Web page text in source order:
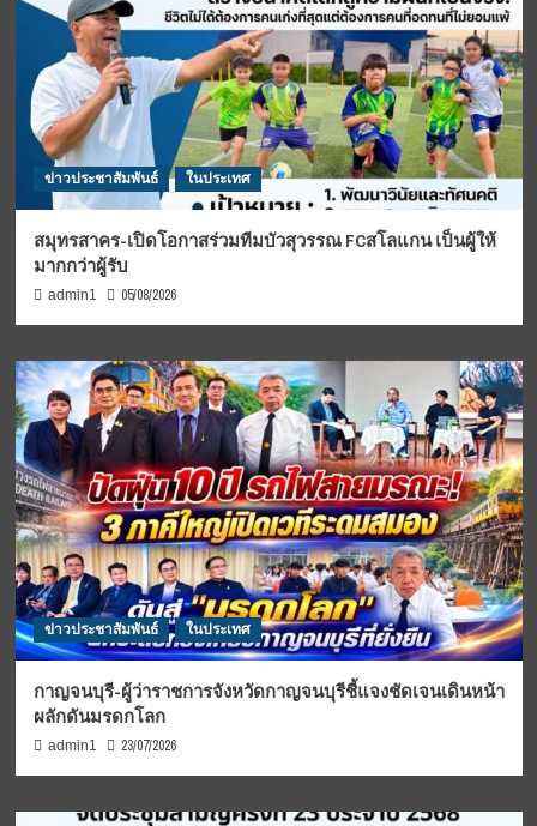
ข่าวประชาสัมพันธ์ ในประเทศ
สมุทรสาคร-เปิดโอกาสร่วมทีมบัวสุวรรณ FCสโลแกน เป็นผู้ให้
มากกว่าผู้รับ
admin1 05/08/2026
ข่าวประชาสัมพันธ์ ในประเทศ
กาญจนบุรี-ผู้ว่าราชการจังหวัดกาญจนบุรีชี้แจงชัดเจนเดินหน้า
ผลักดันมรดกโลก
admin1 23/07/2026